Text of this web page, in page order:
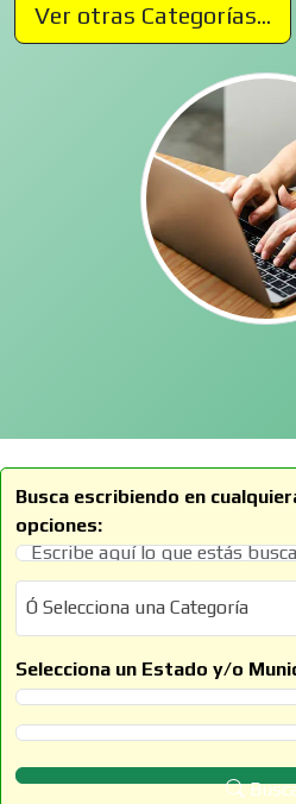
Ver otras Categorías...
Busca escribiendo en
opciones:
Ó Selecciona una Categoría
Ó Selecciona una Categoría
Selecciona un Estado y/o
Selecciona un Estado
Selecciona un Municipio